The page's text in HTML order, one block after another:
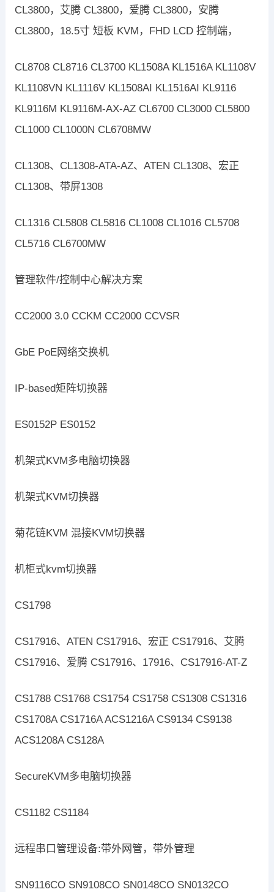
CL3800，艾腾 CL3800，爱腾 CL3800，安腾
CL3800，18.5寸 短板 KVM，FHD LCD 控制端，
CL8708 CL8716 CL3700 KL1508A KL1516A KL1108V
KL1108VN KL1116V KL1508AI KL1516AI KL9116
KL9116M KL9116M-AX-AZ CL6700 CL3000 CL5800
CL1000 CL1000N CL6708MW
CL1308、CL1308-ATA-AZ、ATEN CL1308、宏正
CL1308、带屏1308
CL1316 CL5808 CL5816 CL1008 CL1016 CL5708
CL5716 CL6700MW
管理软件/控制中心解决方案
CC2000 3.0 CCKM CC2000 CCVSR
GbE PoE网络交换机
IP-based矩阵切换器
ES0152P ES0152
机架式KVM多电脑切换器
机架式KVM切换器
菊花链KVM 混接KVM切换器
机柜式kvm切换器
CS1798
CS17916、ATEN CS17916、宏正 CS17916、艾腾
CS17916、爱腾 CS17916、17916、CS17916-AT-Z
CS1788 CS1768 CS1754 CS1758 CS1308 CS1316
CS1708A CS1716A ACS1216A CS9134 CS9138
ACS1208A CS128A
SecureKVM多电脑切换器
CS1182 CS1184
远程串口管理设备:带外网管，带外管理
SN9116CO SN9108CO SN0148CO SN0132CO